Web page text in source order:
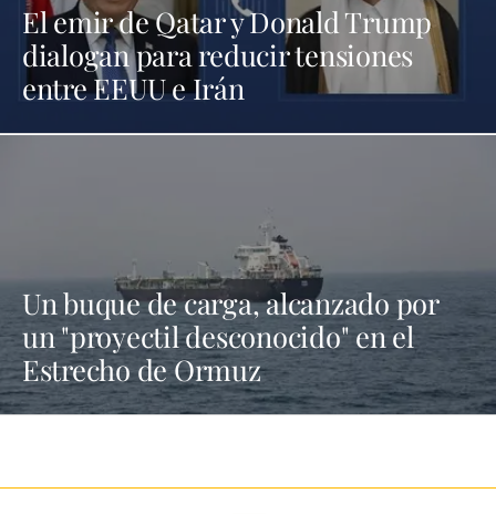
El emir de Qatar y Donald Trump
dialogan para reducir tensiones
entre EEUU e Irán
Un buque de carga, alcanzado por
un "proyectil desconocido" en el
Estrecho de Ormuz